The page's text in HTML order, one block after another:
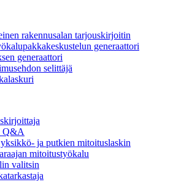
rakennusalan tarjouskirjoitin
generaattori
generaattori
selittäjä
Q&A
ja putkien mitoituslaskin
mitoitustyökalu
valitsin